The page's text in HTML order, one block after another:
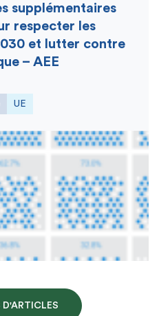
supplémentaires
respecter les
et lutter contre
– AEE
UE
D'ARTICLES